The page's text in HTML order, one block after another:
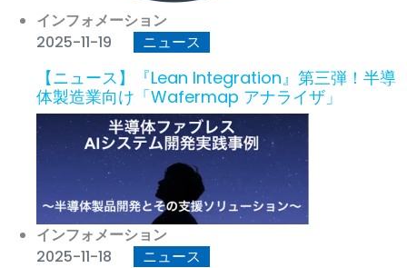
インフォメーション
2025-11-19
ニュース
【ニュース】『Lean Integration』第三弾！半導
体製造業向け「Wafermap アナライザ」
インフォメーション
2025-11-18
ニュース